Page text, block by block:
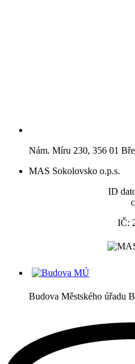
Nám. Míru 230, 356 01
MAS Sokolovsko o.p.s.
ID
IČ:
Budova Městského úřadu